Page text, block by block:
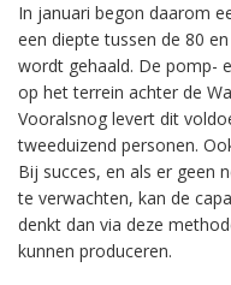
In januari begon daarom
een diepte tussen de 80
wordt gehaald. De pomp-
op het terrein achter de
Vooralsnog levert dit
tweeduizend personen.
Bij succes, en als er geen
te verwachten, kan de
denkt dan via deze
kunnen produceren.